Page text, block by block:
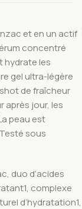
et en un actif
concentré
hydrate les
gel ultra-légère
de fraîcheur
après jour, les
peau est
sous
duo d’acides
complexe
d’hydratation1,